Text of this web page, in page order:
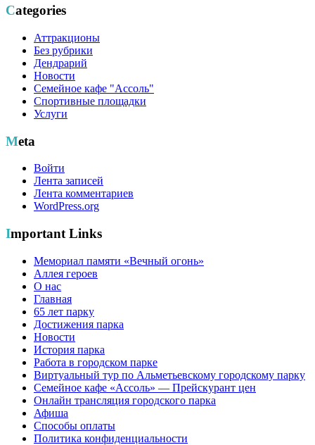
Categories
Аттракционы
Без рубрики
Дендрарий
Новости
Семейное кафе "Ассоль"
Спортивные площадки
Услуги
Meta
Войти
Лента записей
Лента комментариев
WordPress.org
Important Links
Мемориал памяти «Вечный огонь»
Аллея героев
О нас
Главная
65 лет парку
Достижения парка
Новости
История парка
Работа в городском парке
Виртуальный тур по Альметьевскому городскому парку
Семейное кафе «Ассоль» — Прейскурант цен
Онлайн трансляция городского парка
Афиша
Способы оплаты
Политика конфиденциальности